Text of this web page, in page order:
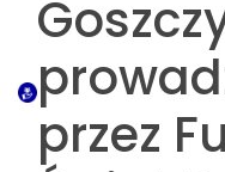
przez